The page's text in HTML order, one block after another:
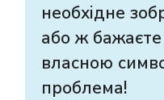
необхідне
або ж
власною
проблема!